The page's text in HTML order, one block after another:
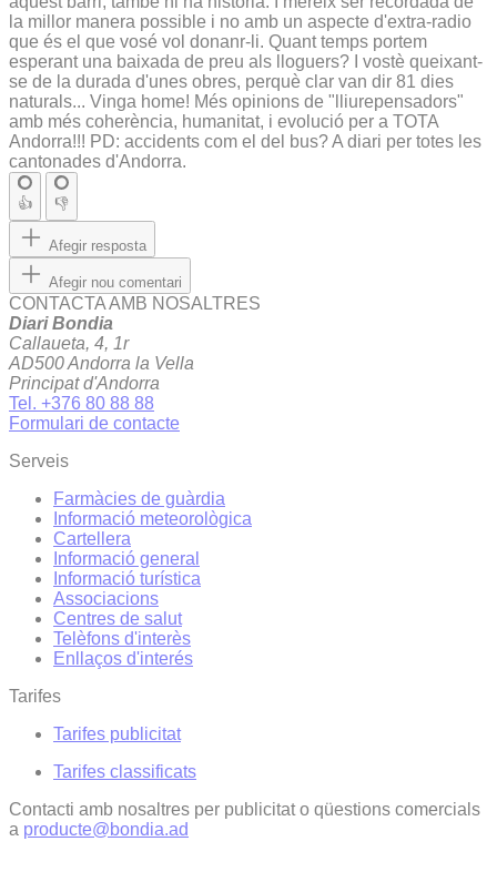
la millor manera possible i no amb un aspecte d'extra-radio
que és el que vosé vol donanr-li. Quant temps portem
esperant una baixada de preu als lloguers? I vostè queixant-
se de la durada d'unes obres, perquè clar van dir 81 dies
naturals... Vinga home! Més opinions de "lliurepensadors"
amb més coherència, humanitat, i evolució per a TOTA
Andorra!!! PD: accidents com el del bus? A diari per totes les
cantonades d'Andorra.
👍 👎
Afegir resposta
Afegir nou comentari
CONTACTA AMB NOSALTRES
Diari Bondia
Callaueta, 4, 1r
AD500 Andorra la Vella
Principat d'Andorra
Tel. +376 80 88 88
Formulari de contacte
Serveis
Farmàcies de guàrdia
Informació meteorològica
Cartellera
Informació general
Informació turística
Associacions
Centres de salut
Telèfons d'interès
Enllaços d'interés
Tarifes
Tarifes publicitat
Tarifes classificats
Contacti amb nosaltres per publicitat o qüestions comercials
a producte@bondia.ad